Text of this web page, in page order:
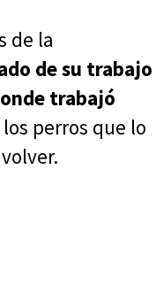
de la
de su trabajo
trabajó
perros que lo